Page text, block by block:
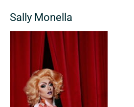
Sally Monella